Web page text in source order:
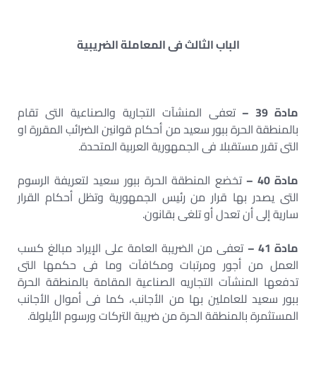
الباب الثالث فى المعاملة الضريبية
مادة 39 –
تعفى المنشآت التجارية والصناعية التى تقام
بالمنطقة الحرة ببور سعيد من أحكام قوانين الضرائب المقررة او
التى تقرر مستقبلا فى الجمهورية العربية المتحدة.
مادة 40 –
تخضع المنطقة الحرة ببور سعيد لتعريفة الرسوم
التى يصدر بها قرار من رئيس الجمهورية وتظل أحكام القرار
سارية إلى أن تعدل أو تلغى بقانون.
مادة 41 –
تعفى من الضريبة العامة على الإيراد مبالغ كسب
العمل من أجور ومرتبات ومكافآت وما فى حكمها التى
تدفعها المنشآت التجاريه الصناعية المقامة بالمنطقة الحرة
ببور سعيد للعاملين بها من الأجانب، كما فى أموال الأجانب
المستثمرة بالمنطقة الحرة من ضريبة التركات ورسوم الأيلولة.